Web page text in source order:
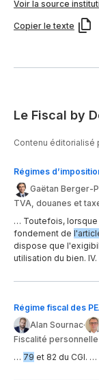
Voir la source
Copier le texte
Le Fiscal by
Contenu éditorialisé
Régimes
Gaëtan Berger-
TVA, douanes et
… Toutefois, lorsque
fondement de
dispose que
utilisation du bien.
Régime fiscal des
Alan Sournac·
Fiscalité
… 79 et 82 du CGI. …